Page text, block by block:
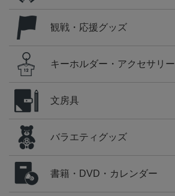
観戦・応援グッズ
キーホルダー・アクセサリー
文房具
バラエティグッズ
書籍・DVD・カレンダー